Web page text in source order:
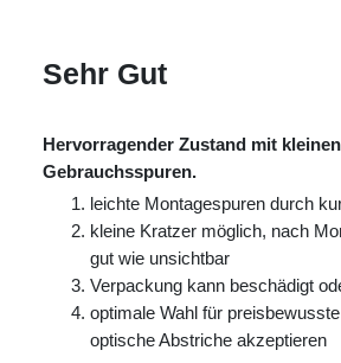
Sehr Gut
Hervorragender Zustand mit
Gebrauchsspuren.
leichte Montagespuren durch
kleine Kratzer möglich, nach
gut wie unsichtbar
Verpackung kann beschädigt
optimale Wahl für
optische Abstriche akzeptieren